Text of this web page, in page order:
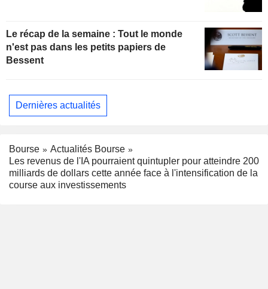
Le récap de la semaine : Tout le monde
n'est pas dans les petits papiers de
Bessent
Dernières actualités
Bourse
Actualités Bourse
Les revenus de l'IA pourraient quintupler pour atteindre 200
milliards de dollars cette année face à l'intensification de la
course aux investissements